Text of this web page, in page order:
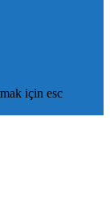
için esc